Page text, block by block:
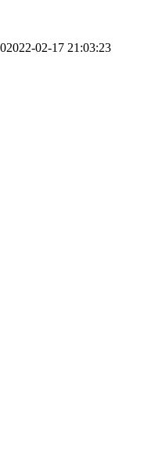
2022-02-17 21:03:23